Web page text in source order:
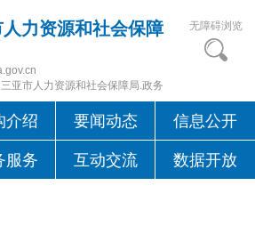
力资源和社会保障
亚市人力资源和社会保障局.政务
无障碍浏览
介绍 要闻动态 信息公开
服务 互动交流 数据开放